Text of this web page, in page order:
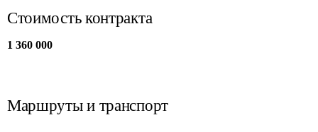
Стоимость контракта
1 360 000
Маршруты и транспорт